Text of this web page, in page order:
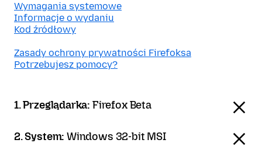
Wymagania systemowe
Informacje o wydaniu
Kod źródłowy
Zasady ochrony prywatności Firefoksa
Potrzebujesz pomocy?
1. Przeglądarka: Firefox Beta
2. System:Windows 32-bit MSI